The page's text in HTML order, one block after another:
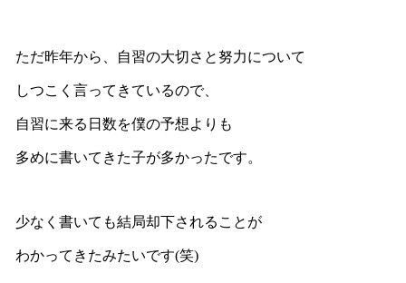
ただ昨年から、自習の大切さと努力について
しつこく言ってきているので、
自習に来る日数を僕の予想よりも
多めに書いてきた子が多かったです。
少なく書いても結局却下されることが
わかってきたみたいです(笑)